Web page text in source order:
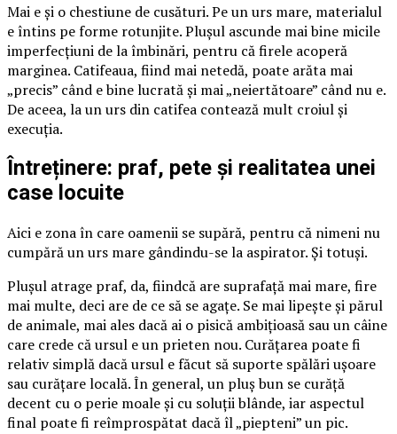
Mai e și o chestiune de cusături. Pe un urs mare, materialul
e întins pe forme rotunjite. Plușul ascunde mai bine micile
imperfecțiuni de la îmbinări, pentru că firele acoperă
marginea. Catifeaua, fiind mai netedă, poate arăta mai
„precis” când e bine lucrată și mai „neiertătoare” când nu e.
De aceea, la un urs din catifea contează mult croiul și
execuția.
Întreținere: praf, pete și realitatea unei
case locuite
Aici e zona în care oamenii se supără, pentru că nimeni nu
cumpără un urs mare gândindu-se la aspirator. Și totuși.
Plușul atrage praf, da, fiindcă are suprafață mai mare, fire
mai multe, deci are de ce să se agațe. Se mai lipește și părul
de animale, mai ales dacă ai o pisică ambițioasă sau un câine
care crede că ursul e un prieten nou. Curățarea poate fi
relativ simplă dacă ursul e făcut să suporte spălări ușoare
sau curățare locală. În general, un pluș bun se curăță
decent cu o perie moale și cu soluții blânde, iar aspectul
final poate fi reîmprospătat dacă îl „piepteni” un pic.